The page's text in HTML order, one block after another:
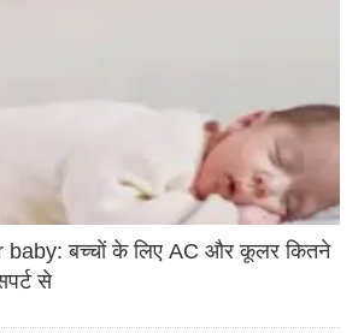
baby: बच्चों के लिए AC और कूलर कितने
से